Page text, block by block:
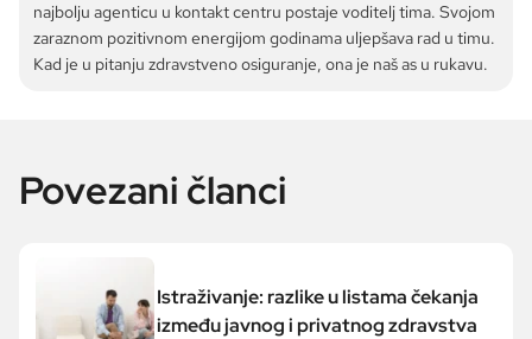
najbolju agenticu u kontakt centru postaje voditelj tima. Svojom
zaraznom pozitivnom energijom godinama uljepšava rad u timu.
Kad je u pitanju zdravstveno osiguranje, ona je naš as u rukavu.
Povezani članci
Istraživanje: razlike u listama čekanja
između javnog i privatnog zdravstva